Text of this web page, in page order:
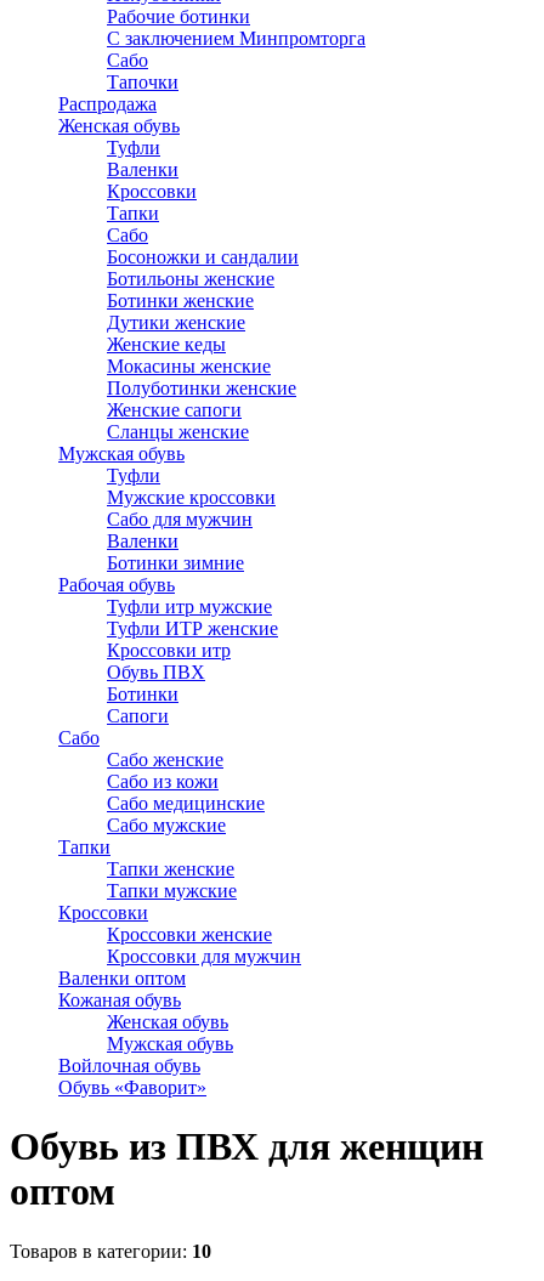
Рабочие ботинки
С заключением Минпромторга
Сабо
Тапочки
Распродажа
Женская обувь
Туфли
Валенки
Кроссовки
Тапки
Сабо
Босоножки и сандалии
Ботильоны женские
Ботинки женские
Дутики женские
Женские кеды
Мокасины женские
Полуботинки женские
Женские сапоги
Сланцы женские
Мужская обувь
Туфли
Мужские кроссовки
Сабо для мужчин
Валенки
Ботинки зимние
Рабочая обувь
Туфли итр мужские
Туфли ИТР женские
Кроссовки итр
Обувь ПВХ
Ботинки
Сапоги
Сабо
Сабо женские
Сабо из кожи
Сабо медицинские
Сабо мужские
Тапки
Тапки женские
Тапки мужские
Кроссовки
Кроссовки женские
Кроссовки для мужчин
Валенки оптом
Кожаная обувь
Женская обувь
Мужская обувь
Войлочная обувь
Обувь «Фаворит»
Обувь из ПВХ для женщин
оптом
Товаров в категории: 10